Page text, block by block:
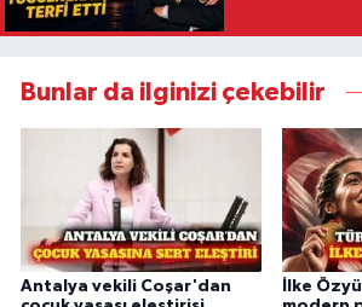
Bunlar da ilginizi çekebilir
Antalya vekili Coşar'dan
İlke